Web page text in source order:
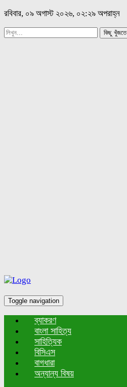
রবিবার, ০৯ অগাস্ট ২০২৬, ০২:২৯ অপরাহ্ন
কিছু খুঁজতে
Toggle navigation
ব্যাকরণ
বাংলা সাহিত্য
সাহিত্যিক
বিসিএস
বাগধারা
অন্যান্য বিষয়